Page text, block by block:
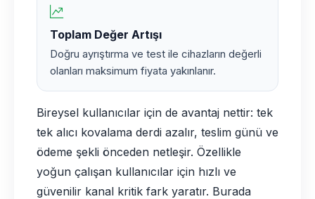
Toplam Değer Artışı
Doğru ayrıştırma ve test ile cihazların değerli
olanları maksimum fiyata yakınlanır.
Bireysel kullanıcılar için de avantaj nettir: tek
tek alıcı kovalama derdi azalır, teslim günü ve
ödeme şekli önceden netleşir. Özellikle
yoğun çalışan kullanıcılar için hızlı ve
güvenilir kanal kritik fark yaratır. Burada